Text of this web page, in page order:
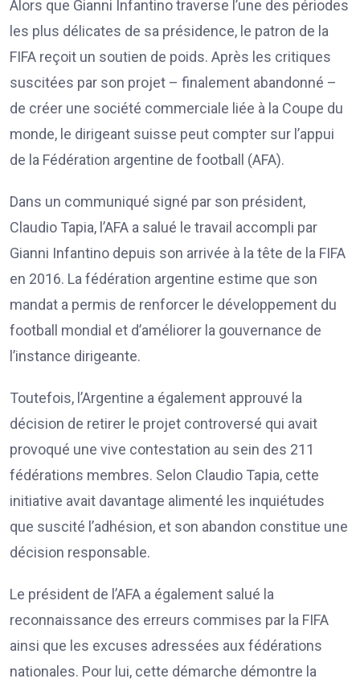
Alors que Gianni Infantino traverse l’une des périodes
les plus délicates de sa présidence, le patron de la
FIFA reçoit un soutien de poids. Après les critiques
suscitées par son projet – finalement abandonné –
de créer une société commerciale liée à la Coupe du
monde, le dirigeant suisse peut compter sur l’appui
de la Fédération argentine de football (AFA).
Dans un communiqué signé par son président,
Claudio Tapia, l’AFA a salué le travail accompli par
Gianni Infantino depuis son arrivée à la tête de la FIFA
en 2016. La fédération argentine estime que son
mandat a permis de renforcer le développement du
football mondial et d’améliorer la gouvernance de
l’instance dirigeante.
Toutefois, l’Argentine a également approuvé la
décision de retirer le projet controversé qui avait
provoqué une vive contestation au sein des 211
fédérations membres. Selon Claudio Tapia, cette
initiative avait davantage alimenté les inquiétudes
que suscité l’adhésion, et son abandon constitue une
décision responsable.
Le président de l’AFA a également salué la
reconnaissance des erreurs commises par la FIFA
ainsi que les excuses adressées aux fédérations
nationales. Pour lui, cette démarche démontre la